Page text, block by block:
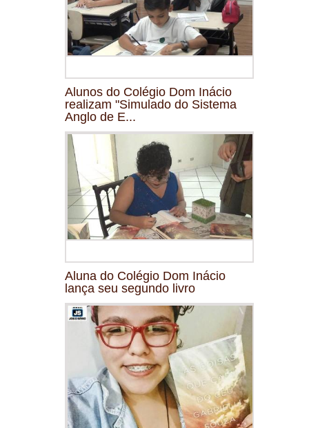
Alunos do Colégio Dom Inácio
realizam "Simulado do Sistema
Anglo de E...
Aluna do Colégio Dom Inácio
lança seu segundo livro